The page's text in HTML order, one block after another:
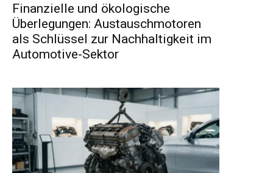
Finanzielle und ökologische
Überlegungen: Austauschmotoren
als Schlüssel zur Nachhaltigkeit im
Automotive-Sektor